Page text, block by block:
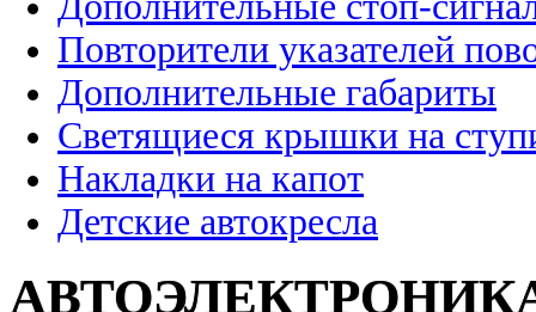
Повторители указателей
Дополнительные габариты
Светящиеся крышки на
Накладки на капот
Детские автокресла